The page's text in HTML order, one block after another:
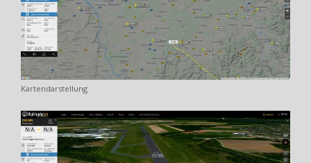
Kartendarstellung